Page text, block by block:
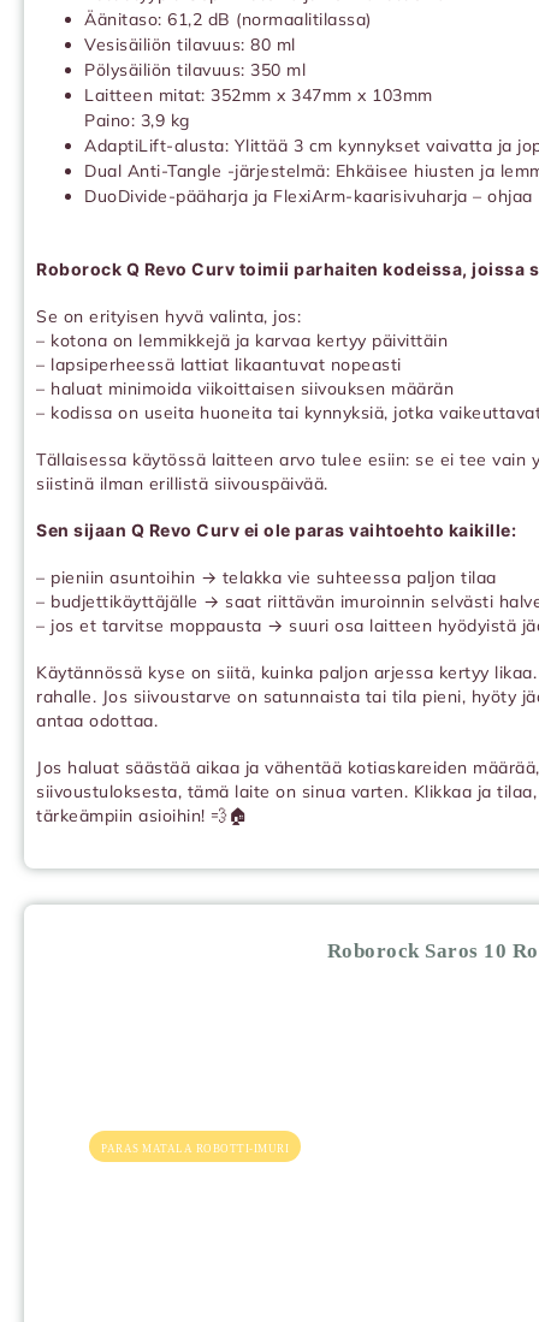
Äänitaso: 61,2 dB (normaalitilassa)
Vesisäiliön tilavuus: 80 ml
Pölysäiliön tilavuus: 350 ml
Laitteen mitat: 352mm x 347mm x 103mm
Paino: 3,9 kg
AdaptiLift-alusta: Ylittää 3 cm kynnykset vaivatta ja
Dual Anti-Tangle -järjestelmä: Ehkäisee hiusten ja
DuoDivide-pääharja ja FlexiArm-kaarisivuharja –
Roborock Q Revo Curv toimii parhaiten kodeissa, joissa
Se on erityisen hyvä valinta, jos:
– kotona on lemmikkejä ja karvaa kertyy päivittäin
– lapsiperheessä lattiat likaantuvat nopeasti
– haluat minimoida viikoittaisen siivouksen määrän
– kodissa on useita huoneita tai kynnyksiä, jotka
Tällaisessa käytössä laitteen arvo tulee esiin: se ei tee
siistinä ilman erillistä siivouspäivää.
Sen sijaan Q Revo Curv ei ole paras vaihtoehto kaikille:
– pieniin asuntoihin → telakka vie suhteessa paljon tilaa
– budjettikäyttäjälle → saat riittävän imuroinnin selvästi
– jos et tarvitse moppausta → suuri osa laitteen hyödyistä
Käytännössä kyse on siitä, kuinka paljon arjessa kertyy
rahalle. Jos siivoustarve on satunnaista tai tila pieni, hyöty
antaa odottaa.
Jos haluat säästää aikaa ja vähentää kotiaskareiden
siivoustuloksesta, tämä laite on sinua varten. Klikkaa ja
tärkeämpiin asioihin! 💨🏠
Roborock Saros 10
PARAS MATALA ROBOTTI-IMURI